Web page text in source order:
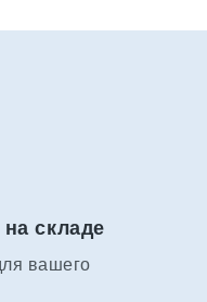
складе
вашего